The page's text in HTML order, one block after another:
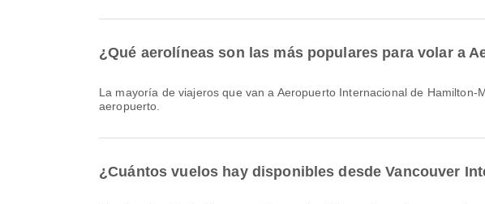
¿Qué aerolíneas son las más populares para volar a
La mayoría de viajeros que van a Aeropuerto Internacional de Hamilton-
aeropuerto.
¿Cuántos vuelos hay disponibles desde Vancouver